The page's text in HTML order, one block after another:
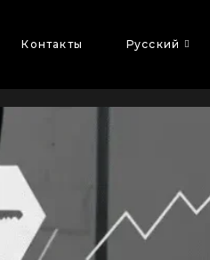
Контакты Русский